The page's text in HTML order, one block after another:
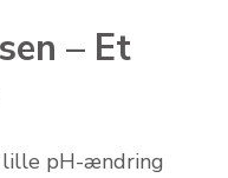
– Et
lille pH-ændring